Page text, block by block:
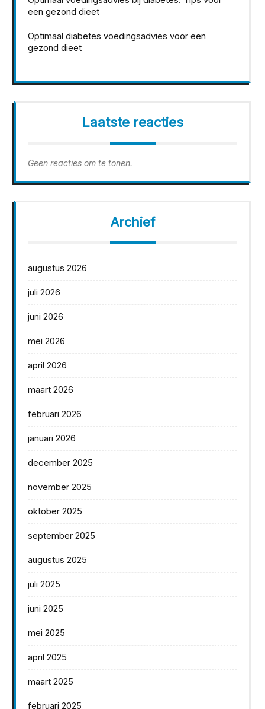
een gezond dieet
Optimaal diabetes voedingsadvies voor een
gezond dieet
Laatste reacties
Geen reacties om te tonen.
Archief
augustus 2026
juli 2026
juni 2026
mei 2026
april 2026
maart 2026
februari 2026
januari 2026
december 2025
november 2025
oktober 2025
september 2025
augustus 2025
juli 2025
juni 2025
mei 2025
april 2025
maart 2025
februari 2025